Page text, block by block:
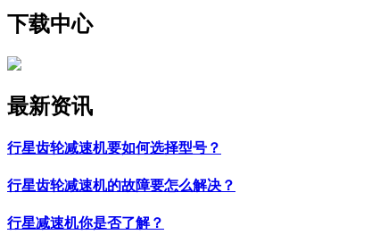
下载中心
最新资讯
行星齿轮减速机要如何选择型号？
行星齿轮减速机的故障要怎么解决？
行星减速机你是否了解？